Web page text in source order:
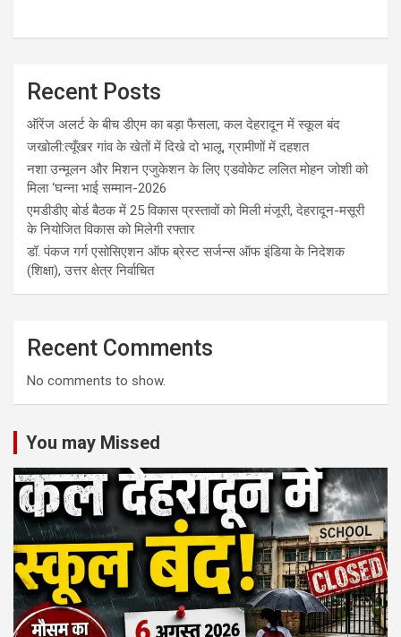
Recent Posts
ऑरेंज अलर्ट के बीच डीएम का बड़ा फैसला, कल देहरादून में स्कूल बंद
जखोली:त्यूँखर गांव के खेतों में दिखे दो भालू, ग्रामीणों में दहशत
नशा उन्मूलन और मिशन एजुकेशन के लिए एडवोकेट ललित मोहन जोशी को
मिला ‘घन्ना भाई सम्मान-2026
एमडीडीए बोर्ड बैठक में 25 विकास प्रस्तावों को मिली मंजूरी, देहरादून-मसूरी
के नियोजित विकास को मिलेगी रफ्तार
डॉ. पंकज गर्ग एसोसिएशन ऑफ ब्रेस्ट सर्जन्स ऑफ इंडिया के निदेशक
(शिक्षा), उत्तर क्षेत्र निर्वाचित
Recent Comments
No comments to show.
You may Missed